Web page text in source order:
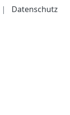
| Datenschutz